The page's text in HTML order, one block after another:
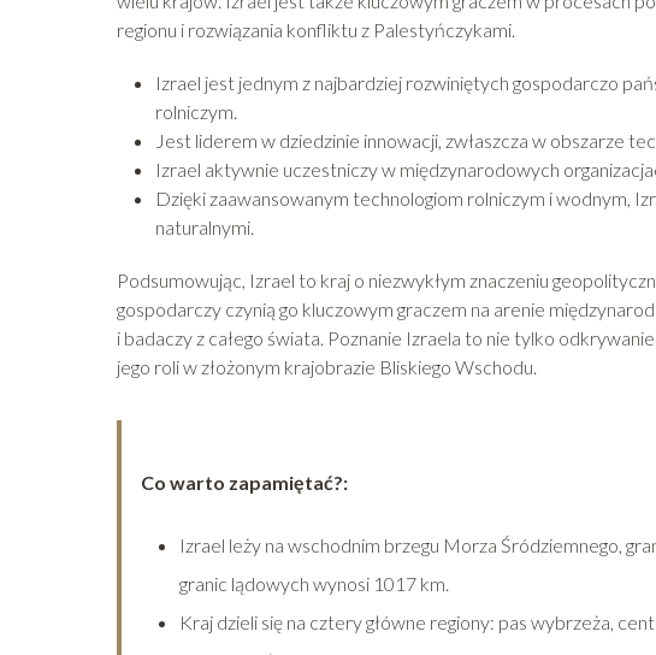
regionu i rozwiązania konfliktu z Palestyńczykami.
Izrael jest jednym z najbardziej rozwiniętych gospodarczo
rolniczym.
Jest liderem w dziedzinie innowacji, zwłaszcza w obszarze
Izrael aktywnie uczestniczy w międzynarodowych
Dzięki zaawansowanym technologiom rolniczym i wodnym,
naturalnymi.
Podsumowując, Izrael to kraj o niezwykłym znaczeniu
gospodarczy czynią go kluczowym graczem na arenie
i badaczy z całego świata. Poznanie Izraela to nie tylko
jego roli w złożonym krajobrazie Bliskiego Wschodu.
Co warto zapamiętać?:
Izrael leży na wschodnim brzegu Morza Śródziemnego,
granic lądowych wynosi 1017 km.
Kraj dzieli się na cztery główne regiony: pas wybrzeża,